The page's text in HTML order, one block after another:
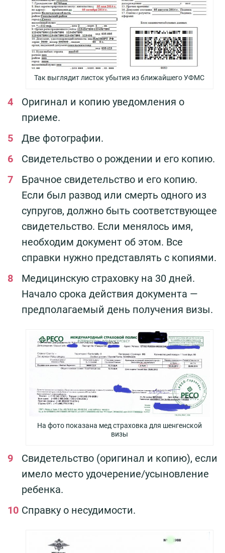
Так выглядит листок убытия из ближайшего УФМС
Оригинал и копию уведомления о
приеме.
Две фотографии.
Свидетельство о рождении и его копию.
Брачное свидетельство и его копию.
Если был развод или смерть одного из
супругов, должно быть соответствующее
свидетельство. Если менялось имя,
необходим документ об этом. Все
справки нужно представлять с копиями.
Медицинскую страховку на 30 дней.
Начало срока действия документа —
предполагаемый день получения визы.
На фото показана мед страховка для шенгенской
визы
Свидетельство (оригинал и копию), если
имело место удочерение/усыновление
ребенка.
Справку о несудимости.